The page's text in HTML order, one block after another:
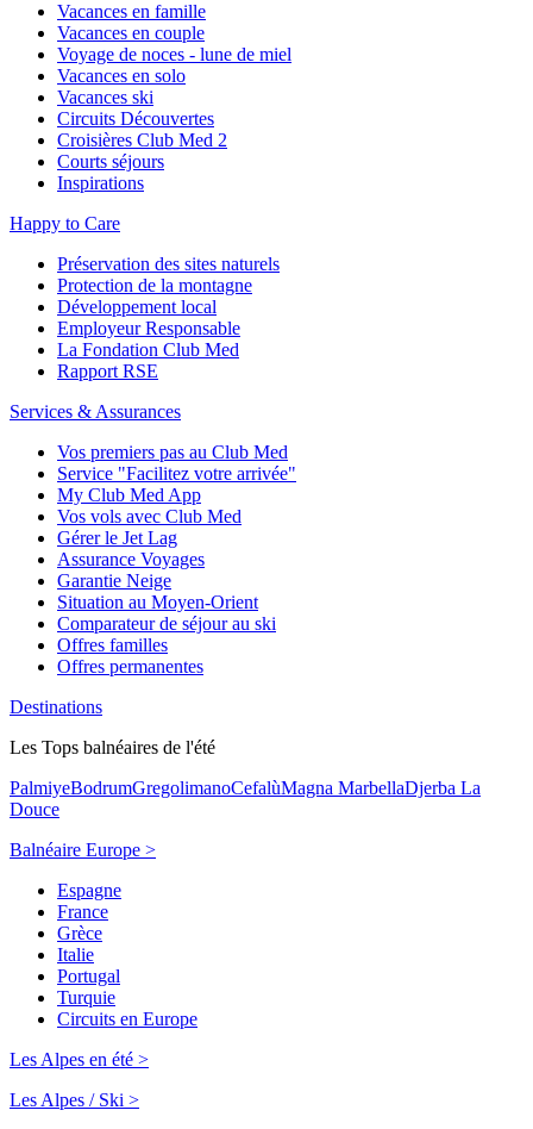
Vacances en famille
Vacances en couple
Voyage de noces - lune de miel
Vacances en solo
Vacances ski
Circuits Découvertes
Croisières Club Med 2
Courts séjours
Inspirations
Happy to Care
Préservation des sites naturels
Protection de la montagne
Développement local
Employeur Responsable
La Fondation Club Med
Rapport RSE
Services & Assurances
Vos premiers pas au Club Med
Service "Facilitez votre arrivée"
My Club Med App
Vos vols avec Club Med
Gérer le Jet Lag
Assurance Voyages
Garantie Neige
Situation au Moyen-Orient
Comparateur de séjour au ski
Offres familles
Offres permanentes
Destinations
Les Tops balnéaires de l'été
PalmiyeBodrumGregolimanoCefalùMagna MarbellaDjerba La
Douce
Balnéaire Europe >
Espagne
France
Grèce
Italie
Portugal
Turquie
Circuits en Europe
Les Alpes en été >
Les Alpes / Ski >